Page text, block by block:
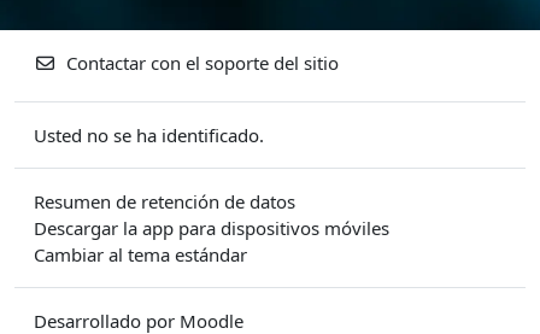
Contactar con el soporte del sitio
Usted no se ha identificado.
Resumen de retención de datos
Descargar la app para dispositivos móviles
Cambiar al tema estándar
Desarrollado por Moodle